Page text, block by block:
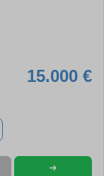
15.000 €
➜